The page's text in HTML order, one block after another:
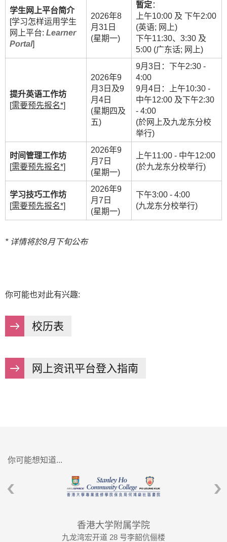
学生网上平台简介
[学习怎样运用学生
网上平台: Learner
Portal]
2026年8
月31日
(星期一)
暂定：
上午10:00 及 下午2:00
(英语; 网上)
下午11:30、3:30 及
5:00 (广东话; 网上)
提升英语工作坊
[需要预先报名*]
2026年9
月3日及9
月4日
(星期四及
五)
9月3日：下午2:30 -
4:00
9月4日：上午10:30 -
中午12:00 及下午2:30
- 4:00
(於网上及九龙东分校
举行)
时间管理工作坊
[需要预先报名*]
2026年9
月7日
(星期一)
上午11:00 - 中午12:00
(於九龙东分校举行)
学习技巧工作坊
[需要预先报名*]
2026年9
月7日
(星期一)
下午3:00 - 4:00
(九龙东分校举行)
* 详情将於8月下旬公布
你可能也对此有兴趣:
校历表
网上资讯平台登入指南
你可能想知道...
香港大学附属学院
九龙湾宏开道 28 号李韶伉俪楼